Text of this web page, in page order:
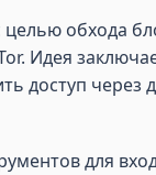
обхода
Идея
доступ через
для